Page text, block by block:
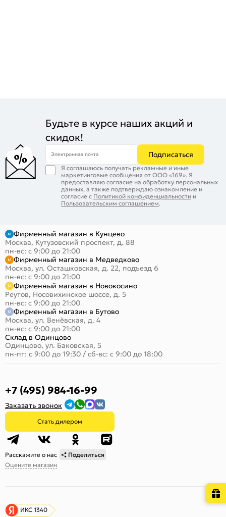
Будьте в курсе наших акций и
скидок!
Электронная почта Подписаться
Я соглашаюсь получать рекламные и иные
маркетинговые сообщения от ООО «169». Я
предоставляю согласие на обработку персональных
данных, а также подтверждаю ознакомление и
согласие с Политикой конфиденциальности и
Пользовательским соглашением.
Фирменный магазин в Кунцево
Москва, Кутузовский проспект, д. 88
пн-вс: с 9:00 до 21:00
Фирменный магазин в Медведково
Москва, ул. Осташковская, д. 22, подъезд 6
пн-вс: с 9:00 до 21:00
Фирменный магазин в Новокосино
Реутов, Носовихинское шоссе, д. 5
пн-вс: с 9:00 до 21:00
Фирменный магазин в Бутово
Москва, ул. Венёвская, д. 4
пн-вс: с 9:00 до 21:00
Склад в Одинцово
Одинцово, ул. Баковская, 5
пн-пт: с 9:00 до 19:30 / сб-вс: с 9:00 до 18:00
+7 (495) 984-16-99
Заказать звонок
Стать дилером
Расскажите о нас
Поделиться
Оцените магазин
ИКС 1340